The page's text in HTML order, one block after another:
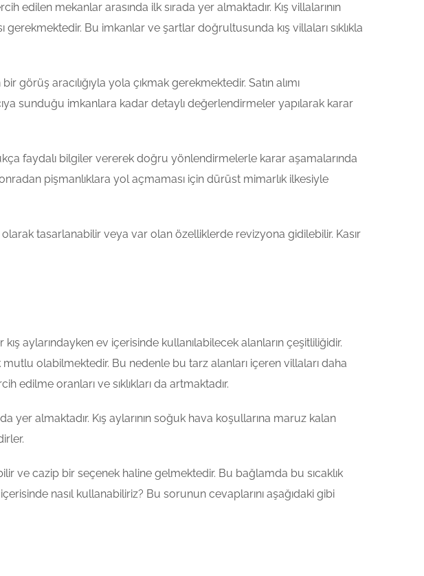
mekanlar arasında ilk sırada yer almaktadır. Kış villalarının
Bu imkanlar ve şartlar doğrultusunda kış villaları sıklıkla
görüş aracılığıyla yola çıkmak gerekmektedir. Satın alımı
sunduğu imkanlara kadar detaylı değerlendirmeler yapılarak karar
faydalı bilgiler vererek doğru yönlendirmelerle karar aşamalarında
pişmanlıklara yol açmaması için dürüst mimarlık ilkesiyle
tasarlanabilir veya var olan özelliklerde revizyona gidilebilir. Kasır
aylarındayken ev içerisinde kullanılabilecek alanların çeşitliliğidir.
olabilmektedir. Bu nedenle bu tarz alanları içeren villaları daha
edilme oranları ve sıklıkları da artmaktadır.
yer almaktadır. Kış aylarının soğuk hava koşullarına maruz kalan
ve cazip bir seçenek haline gelmektedir. Bu bağlamda bu sıcaklık
nasıl kullanabiliriz? Bu sorunun cevaplarını aşağıdaki gibi